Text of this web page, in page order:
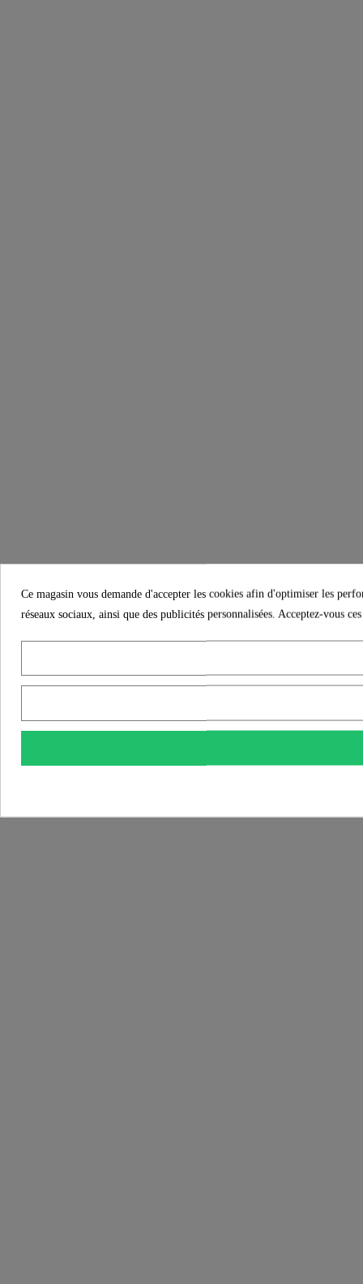
Ce magasin vous demande d'accepter les cookies afin d'optimiser les
réseaux sociaux, ainsi que des publicités personnalisées. Acceptez-vous